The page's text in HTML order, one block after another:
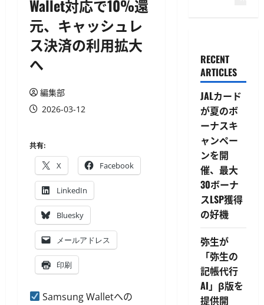
Wallet対応で10%還
元、キャッシュレ
ス決済の利用拡大
へ
編集部
2026-03-12
共有:
X Facebook
LinkedIn
Bluesky
メールアドレス
印刷
Samsung Walletへの
RECENT
ARTICLES
JALカード
が夏のボ
ーナスキ
ャンペー
ンを開
催、最大
30ボーナ
スLSP獲得
の好機
弥生が
「弥生の
記帳代行
AI」β版を
提供開